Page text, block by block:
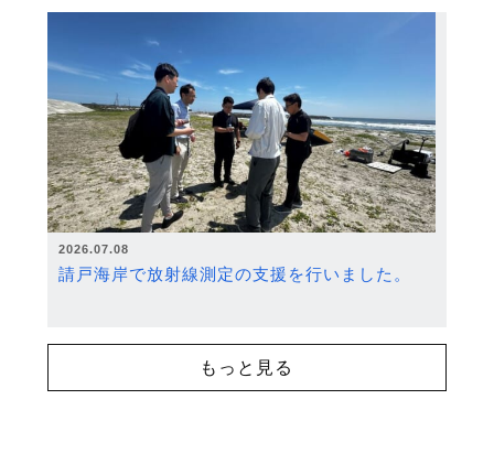
2026.07.08
請戸海岸で放射線測定の支援を行いました。
もっと見る